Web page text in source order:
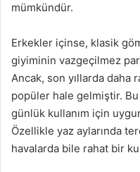
mümkündür.
Erkekler içinse, klasik
giyiminin vazgeçilmez
Ancak, son yıllarda daha
popüler hale gelmiştir.
günlük kullanım için
Özellikle yaz aylarında
havalarda bile rahat bir